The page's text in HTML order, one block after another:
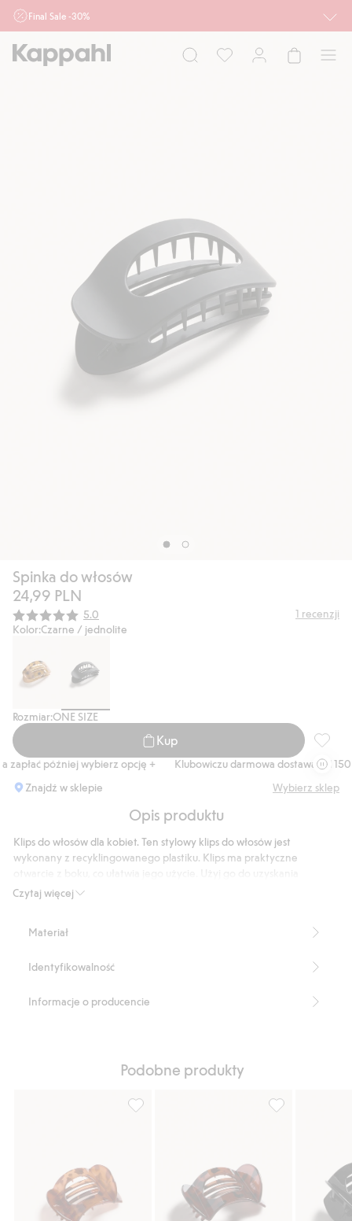
Final Sale -30%
działu outlet do 10.8 w sklepach Kappahl i Newbie oraz na kappahl.com. Ofert
nie łączymy
Spinka do włosów
24,99 PLN
Średnia ocena:
5.0 1 recenzji
Kolor:Czarne / jednolite
Rozmiar:ONE SIZE
Kup
później wybierz opcję +
Klubowiczu darmowa dostawa od 150 zł
Znajdź w sklepie
Wybierz sklep
Opis produktu
Czytaj więcej
Klips do włosów dla kobiet. Ten stylowy klips do włosów jest
wykonany z recyklingowanego plastiku. Klips ma praktyczne
swobodnego wyglądu lub do stylizacji bardziej eleganckiej fryzury.
Numer artykułu
Materiał
Identyfikowalność
Informacje o producencie
Podobne produkty